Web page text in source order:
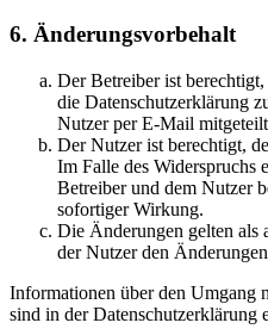
6. Änderungsvorbehalt
Der Betreiber ist
die Datenschutzerklärung
Nutzer per E-Mail
Der Nutzer ist berechtigt,
Im Falle des Widerspruchs
Betreiber und dem Nutzer
sofortiger Wirkung.
Die Änderungen gelten als
der Nutzer den
Informationen über den Umgang
sind in der Datenschutzerklärung